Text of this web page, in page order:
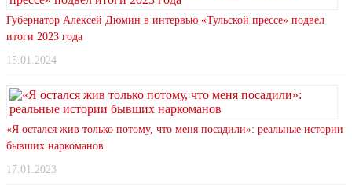
Губернатор Алексей Дюмин в интервью «Тульской прессе» подвел
итоги 2023 года
15.01.2024
«Я остался жив только потому, что меня посадили»: реальные истории
бывших наркоманов
17.01.2023